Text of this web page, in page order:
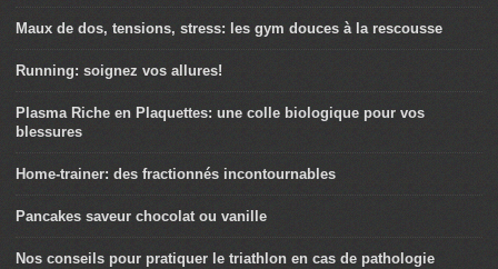
Maux de dos, tensions, stress: les gym douces à la rescousse
Running: soignez vos allures!
Plasma Riche en Plaquettes: une colle biologique pour vos
blessures
Home-trainer: des fractionnés incontournables
Pancakes saveur chocolat ou vanille
Nos conseils pour pratiquer le triathlon en cas de pathologie